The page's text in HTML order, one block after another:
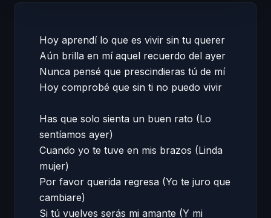
Hoy aprendí lo que es vivir sin tu querer
Aún brilla en mí aquel recuerdo del ayer
Nunca pensé que prescindieras tú de mí
Hoy comprobé que sin ti no puedo vivir
Has que solo sienta un buen rato (Lo
sentíamos ayer)
Cuando yo te tuve en mis brazos (Linda
mujer)
Por favor querida regresa (Yo te juro que
cambiare)
Si tú vuelves serás mi amante (Y mi